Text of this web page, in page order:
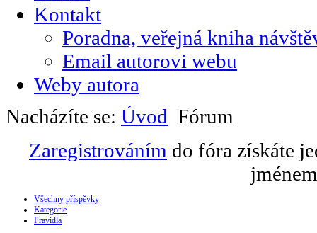
Kontakt
Poradna, veřejná kniha
Email autorovi webu
Weby autora
Nacházíte se: Úvod Fórum
Zaregistrováním do fóra získáte
Všechny příspěvky
Kategorie
Pravidla